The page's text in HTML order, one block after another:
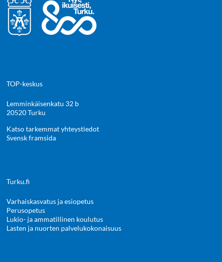
TOP-keskus
Lemminkäisenkatu 32 b
20520 Turku
Katso tarkemmat yhteystiedot
Svensk framsida
Turku.fi
Varhaiskasvatus ja esiopetus
Perusopetus
Lukio- ja ammatillinen koulutus
Lasten ja nuorten palvelukokonaisuus